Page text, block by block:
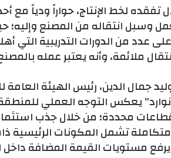
تفقده لخط الإنتاج، حواراً ودياً
وسبل انتقاله من المصنع وإليه؛
عدد من الدورات التدريبية التي
ملائمة، وأنه يعتبر عمله
جمال الدين، رئيس الهيئة العامة
يعكس التوجه العملي للمنطقة
محددة؛ من خلال جذب
تشمل المكونات الرئيسية
يرفع مستويات القيمة المضافة